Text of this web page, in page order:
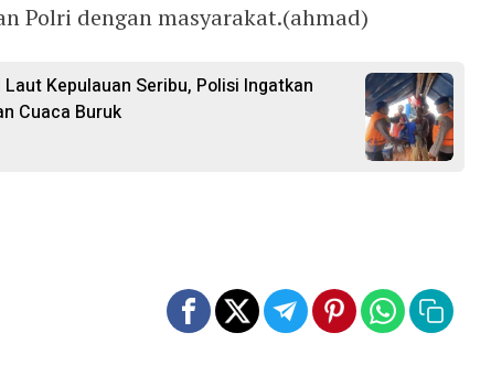
Polri dengan masyarakat.(ahmad)
Kepulauan Seribu, Polisi Ingatkan
Cuaca Buruk